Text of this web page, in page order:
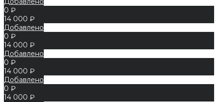
0 ₽
14 000 ₽
Добавлено
0 ₽
14 000 ₽
Добавлено
0 ₽
14 000 ₽
Добавлено
0 ₽
14 000 ₽